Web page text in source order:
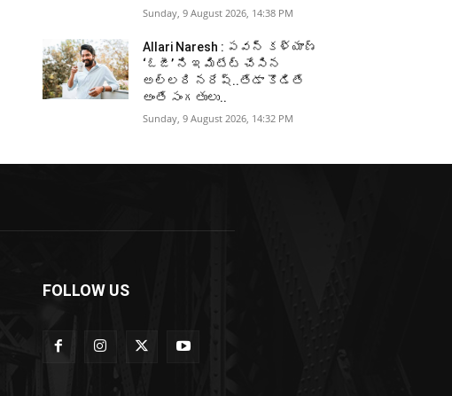
Sunday, 9 August 2026, 14:38 PM
Allari Naresh : పవన్ కళ్యాణ్
‘ఓజీ’ ని ఇమిటేట్ చేసిన
అల్లరి నరేష్..తేడా కొడితే
అంతే సంగతులు..
Sunday, 9 August 2026, 14:32 PM
FOLLOW US